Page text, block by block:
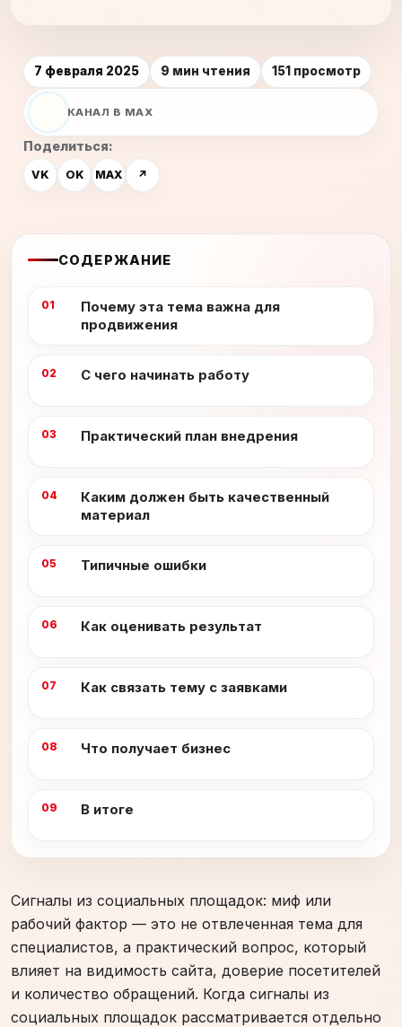
7 февраля 2025 9 мин чтения 151 просмотр
КАНАЛ В MAX
Поделиться:
VK OK MAX ↗
СОДЕРЖАНИЕ
Почему эта тема важна для
продвижения
С чего начинать работу
Практический план внедрения
Каким должен быть качественный
материал
Типичные ошибки
Как оценивать результат
Как связать тему с заявками
Что получает бизнес
В итоге
Сигналы из социальных площадок: миф или
рабочий фактор — это не отвлеченная тема для
специалистов, а практический вопрос, который
влияет на видимость сайта, доверие посетителей
и количество обращений. Когда сигналы из
социальных площадок рассматривается отдельно